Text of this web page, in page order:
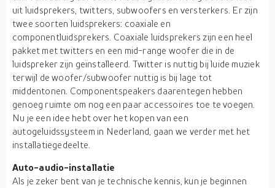
uit luidsprekers, twitters, subwoofers en versterkers. Er zijn
twee soorten luidsprekers: coaxiale en
componentluidsprekers. Coaxiale luidsprekers zijn een heel
pakket met twitters en een mid-range woofer die in de
luidspreker zijn geïnstalleerd. Twitter is nuttig bij luide muziek
terwijl de woofer/subwoofer nuttig is bij lage tot
middentonen. Componentspeakers daarentegen hebben
genoeg ruimte om nog een paar accessoires toe te voegen.
Nu je een idee hebt over het kopen van een
autogeluidssysteem in Nederland, gaan we verder met het
installatiegedeelte.
Auto-audio-installatie
Als je zeker bent van je technische kennis, kun je beginnen